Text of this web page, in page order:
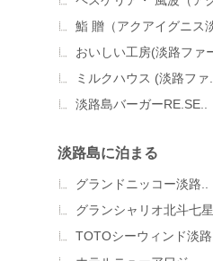
鮨 贈（アクアイグニス淡
おいしい工房(淡路ファ
ミルクハウス (淡路ファ..
淡路島バーガーRE.SE..
淡路島に泊まる
グランドニッコー淡路..
グランシャリオ北斗七星
TOTOシーウィンド淡路..